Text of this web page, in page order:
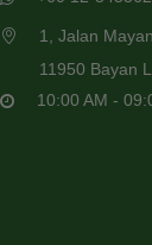
1, Jalan
11950 Bayan
10:00 AM -